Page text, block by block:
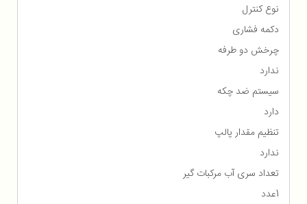
نوع کنترل
دکمه فشاری
چرخش دو طرفه
ندارد
سیستم ضد چکه
دارد
تنظیم مقدار پالپ
ندارد
تعداد سری آب مرکبات گیر
1عدد